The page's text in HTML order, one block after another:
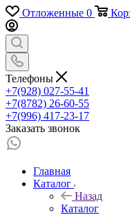
Отложенные 0
Телефоны
+7(928) 027-55-41
+7(8782) 26-60-55
+7(996) 417-23-17
Заказать звонок
Главная
Каталог
Назад
Каталог